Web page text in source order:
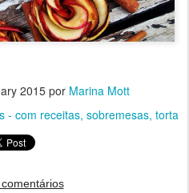
2015por Marina Mott
- com receitas sobremesas torta